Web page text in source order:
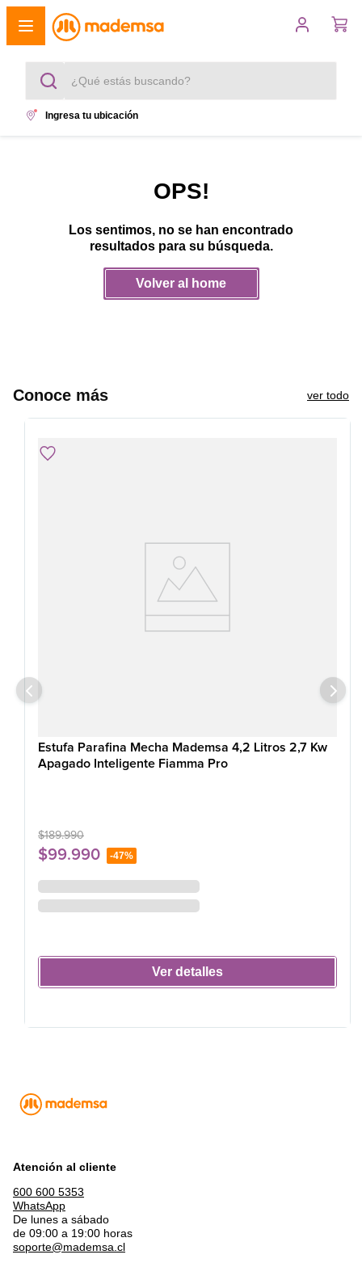
¿Qué estás buscando?
refrigerador
Ingresa tu ubicación
OPS!
Los sentimos, no se han encontrado
resultados para su búsqueda.
Volver al home
Conoce más ver todo
Estufa Parafina Mecha Mademsa 4,2 Litros 2,7 Kw
Apagado Inteligente Fiamma Pro
$189.990
$99.990 -47%
Ver detalles
Atención al cliente
600 600 5353
WhatsApp
De lunes a sábado
de 09:00 a 19:00 horas
soporte@mademsa.cl